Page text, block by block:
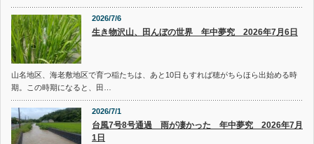
2026/7/6
生き物沢山、田んぼの世界 年中夢究 2026年7月6日
山名地区、海老敷地区で育つ稲たちは、あと10日もすれば穂がちらほら出始める時
期。この時期になると、田…
2026/7/1
台風7号8号通過 雨が凄かった 年中夢究 2026年7月
1日